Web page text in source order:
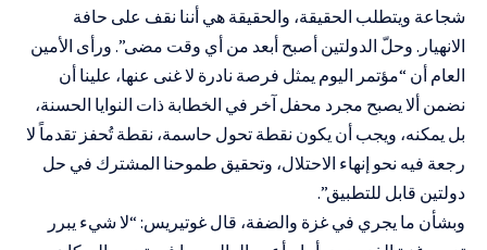
شجاعة ويتطلب الحقيقة، والحقيقة هي أننا نقف على حافة
الانهيار. وحلّ الدولتين أصبح أبعد من أي وقت مضى”. ورأى الأمين
العام أن “مؤتمر اليوم يمثل فرصة نادرة لا غنى عنها، علينا أن
نضمن ألا يصبح مجرد محفل آخر في الخطابة ذات النوايا الحسنة،
بل يمكنه، ويجب أن يكون نقطة تحول حاسمة، نقطة تُحفز تقدماً لا
رجعة فيه نحو إنهاء الاحتلال، وتحقيق طموحنا المشترك في حل
دولتين قابل للتطبيق”.
وبشأن ما يجري في غزة والضفة، قال غوتيريس: “لا شيء يبرر